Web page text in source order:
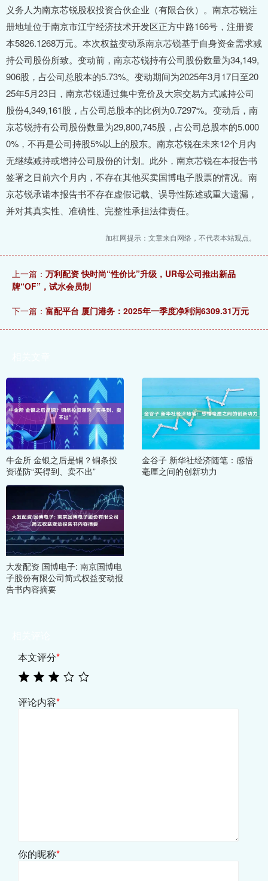
义务人为南京芯锐股权投资合伙企业（有限合伙）。南京芯锐注
册地址位于南京市江宁经济技术开发区正方中路166号，注册资
本5826.1268万元。本次权益变动系南京芯锐基于自身资金需求减
持公司股份所致。变动前，南京芯锐持有公司股份数量为34,149,
906股，占公司总股本的5.73%。变动期间为2025年3月17日至20
25年5月23日，南京芯锐通过集中竞价及大宗交易方式减持公司
股份4,349,161股，占公司总股本的比例为0.7297%。变动后，南
京芯锐持有公司股份数量为29,800,745股，占公司总股本的5.000
0%，不再是公司持股5%以上的股东。南京芯锐在未来12个月内
无继续减持或增持公司股份的计划。此外，南京芯锐在本报告书
签署之日前六个月内，不存在其他买卖国博电子股票的情况。南
京芯锐承诺本报告书不存在虚假记载、误导性陈述或重大遗漏，
并对其真实性、准确性、完整性承担法律责任。
加杠网提示：文章来自网络，不代表本站观点。
上一篇： 万利配资 快时尚“性价比”升级，UR母公司推出新品
牌“OF”，试水会员制
下一篇： 富配平台 厦门港务：2025年一季度净利润6309.31万元
牛金所 金银之后是铜？铜条投
资谨防“买得到、卖不出”
金谷子 新华社经济随笔：感悟
毫厘之间的创新功力
大发配资 国博电子: 南京国博电
子股份有限公司简式权益变动报
告书内容摘要
本文评分*
评论内容*
你的昵称*